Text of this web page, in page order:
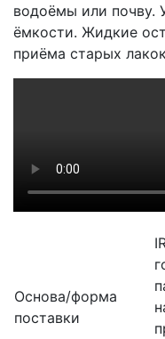
водоёмы или почву.
ёмкости. Жидкие
приёма старых
Основа/форма
поставки